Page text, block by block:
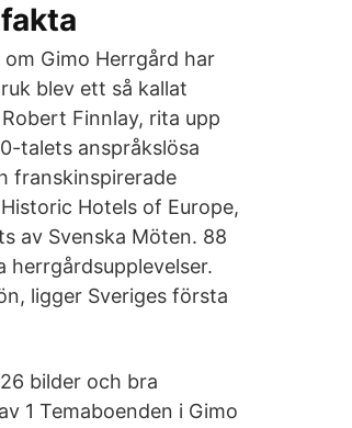
Gimo Herrgård har
blev ett så kallat
Finnlay, rita upp
talets anspråkslösa
franskinspirerade
Hotels of Europe,
av Svenska Möten. 88
herrgårdsupplevelser.
ligger Sveriges första
bilder och bra
1 Temaboenden i Gimo